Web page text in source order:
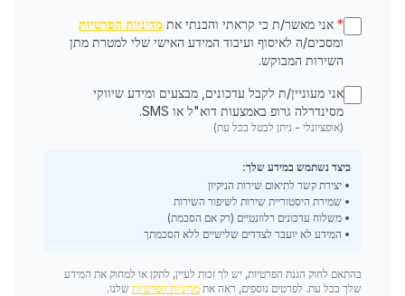
* אני מאשר/ת כי קראתי והבנתי את מדיניות הפרטיות
ומסכים/ה לאיסוף ועיבוד המידע האישי שלי למטרת מתן
השירות המבוקש.
אני מעוניין/ת לקבל עדכונים, מבצעים ומידע שיווקי
מסינדרלה גרופ באמצעות דוא"ל או SMS.
(אופציונלי - ניתן לבטל בכל עת)
כיצד נשתמש במידע שלך:
• יצירת קשר לתיאום שירות הניקיון
• שמירת היסטוריית שירות לשיפור השירות
• משלוח עדכונים רלוונטיים (רק אם הסכמת)
• המידע לא יועבר לצדדים שלישיים ללא הסכמתך
בהתאם לחוק הגנת הפרטיות, יש לך זכות לעיין, לתקן או למחוק את המידע
שלך בכל עת. לפרטים נוספים, ראה את מדיניות הפרטיות שלנו.